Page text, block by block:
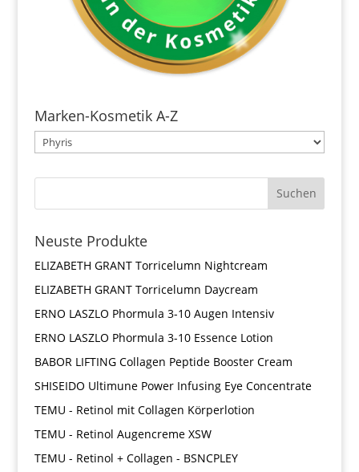
Marken-Kosmetik A-Z
Neuste Produkte
ELIZABETH GRANT Torricelumn Nightcream
ELIZABETH GRANT Torricelumn Daycream
ERNO LASZLO Phormula 3-10 Augen Intensiv
ERNO LASZLO Phormula 3-10 Essence Lotion
BABOR LIFTING Collagen Peptide Booster Cream
SHISEIDO Ultimune Power Infusing Eye Concentrate
TEMU - Retinol mit Collagen Körperlotion
TEMU - Retinol Augencreme XSW
TEMU - Retinol + Collagen - BSNCPLEY